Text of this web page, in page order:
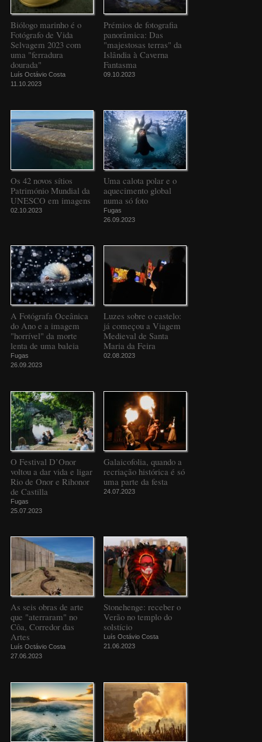
Biólogo marinho é o
Fotógrafo de Vida
Selvagem 2023 com
uma "ferradura
dourada"
Luís Octávio Costa
11.10.2023
Prémios de fotografia
panorâmica: Das
"majestosas terras" da
Islândia à Caverna
Fantasma
09.10.2023
Os 42 novos sítios
Património Mundial da
UNESCO em imagens
02.10.2023
Uma calota polar e o
aquecimento global
numa só foto
Fugas
26.09.2023
A Fotógrafa Oceânica
do Ano e a imagem
"horrível" da morte
lenta de uma baleia
Fugas
26.09.2023
Luzes sobre o castelo:
já começou a Viagem
Medieval de Santa
Maria da Feira
02.08.2023
O Festival D’Onor
voltou a dar vida e ligar
Rio de Onor e Rihonor
de Castilla
Fugas
25.07.2023
Galaicofolia, quando a
recriação histórica é só
uma parte da festa
24.07.2023
As seis obras de arte
que "aterraram" no
Côa, Corredor das
Artes
Luís Octávio Costa
27.06.2023
Stonehenge: receber o
Verão no templo do
solstício
Luís Octávio Costa
21.06.2023